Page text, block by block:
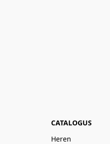
CATALOGUS
Heren